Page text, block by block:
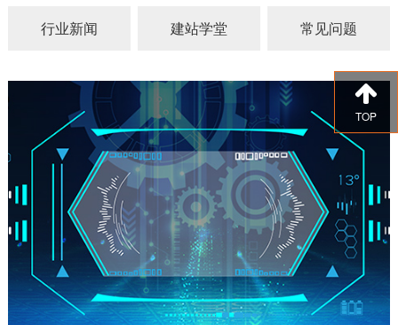
TOP
行业新闻 建站学堂 常见问题